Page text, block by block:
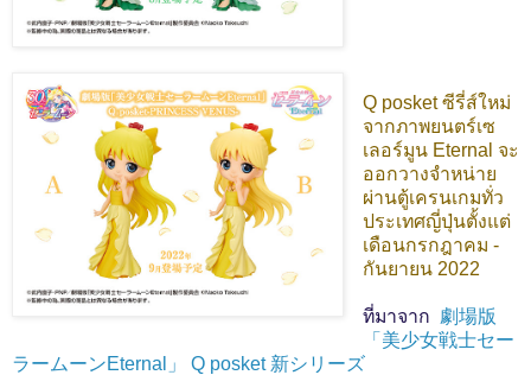
Q posket ซีรี่ส์ใหม่
จากภาพยนตร์เซ
เลอร์มูน Eternal จะ
ออกวางจำหน่าย
ผ่านตู้เครนเกมทั่ว
ประเทศญี่ปุ่นตั้งแต่
เดือนกรกฎาคม -
กันยายน 2022
ที่มาจาก 劇場版
「美少女戦士セー
ラームーンEternal」 Q posket 新シリーズ